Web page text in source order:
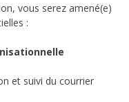
vous serez amené(e)
:
et suivi du courrier